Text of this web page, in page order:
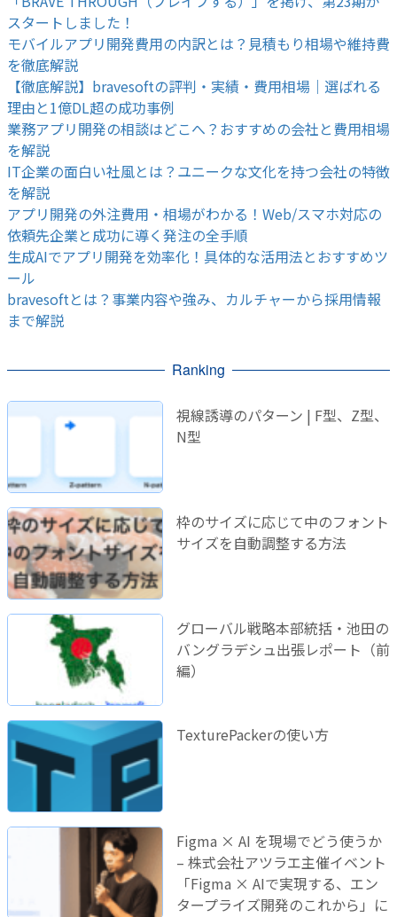
スタートしました！
モバイルアプリ開発費用の内訳とは？見積もり相場や維持費
を徹底解説
【徹底解説】bravesoftの評判・実績・費用相場｜選ばれる
理由と1億DL超の成功事例
業務アプリ開発の相談はどこへ？おすすめの会社と費用相場
を解説
IT企業の面白い社風とは？ユニークな文化を持つ会社の特徴
を解説
アプリ開発の外注費用・相場がわかる！Web/スマホ対応の
依頼先企業と成功に導く発注の全手順
生成AIでアプリ開発を効率化！具体的な活用法とおすすめツ
ール
bravesoftとは？事業内容や強み、カルチャーから採用情報
まで解説
Ranking
視線誘導のパターン | F型、Z型、
N型
枠のサイズに応じて中のフォント
サイズを自動調整する方法
グローバル戦略本部統括・池田の
バングラデシュ出張レポート（前
編）
TexturePackerの使い方
Figma × AI を現場でどう使うか
– 株式会社アツラエ主催イベント
「Figma × AIで実現する、エン
タープライズ開発のこれから」に